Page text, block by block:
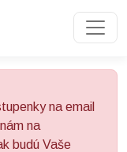
na email
na
budú Vaše